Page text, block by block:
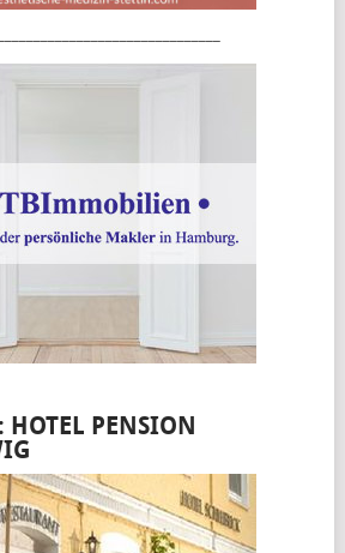
HOTEL PENSION